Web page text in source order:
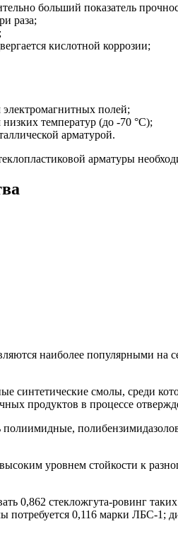
больший показатель
раза;
кислотной коррозии;
полей;
температур (до -70 °C);
арматурой.
арматуры
наиболее популярными
синтетические смолы, среди
продуктов в процессе
уровнем стойкости к
0,862 стекложгута-ровинг
0,116 марки ЛБС-1;